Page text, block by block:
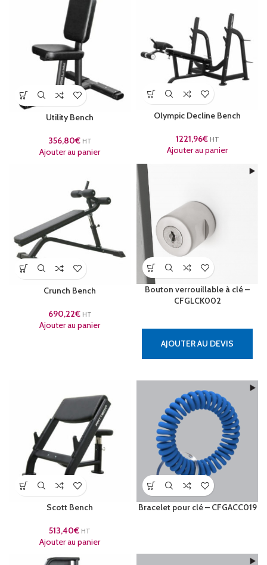
Utility Bench
356,80€ HT
Ajouter au panier
Olympic Decline Bench
1221,96€ HT
Ajouter au panier
Crunch Bench
690,22€ HT
Ajouter au panier
Bouton verrouillable à clé –
CFGLCK002
AJOUTER AU DEVIS
Scott Bench
513,40€ HT
Ajouter au panier
Bracelet pour clé – CFGACC019